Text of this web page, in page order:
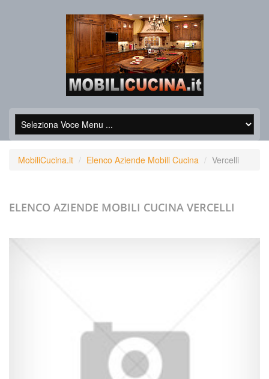
MobiliCucina.it Elenco Aziende Mobili Cucina Vercelli
ELENCO AZIENDE MOBILI CUCINA VERCELLI